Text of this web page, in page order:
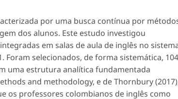
por uma busca contínua por
dos alunos. Este estudo investigou
em salas de aula de inglês no
Foram selecionados, de forma sistemática, 104
uma estrutura analítica fundamentada
and methodology, e de Thornbury
os professores colombianos de inglês como